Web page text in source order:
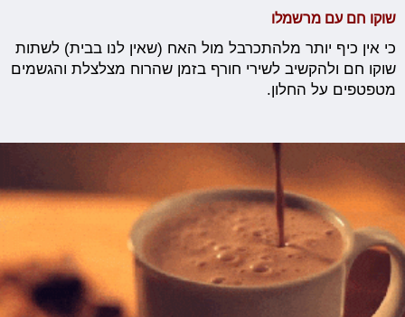
שוקו חם עם מרשמלו
כי אין כיף יותר מלהתכרבל מול האח (שאין לנו בבית) לשתות
שוקו חם ולהקשיב לשירי חורף בזמן שהרוח מצלצלת והגשמים
מטפטפים על החלון.